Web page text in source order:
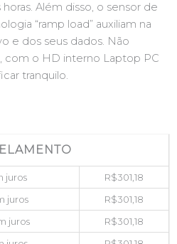
Além disso, o sensor de
“ramp load” auxiliam na
e dos seus dados. Não
com o HD interno Laptop PC
tranquilo.
juros R$301,18
juros R$301,18
juros R$301,18